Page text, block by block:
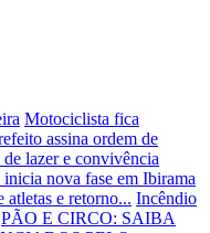
Motociclista fica
assina ordem de
lazer e convivência
nova fase em Ibirama
atletas e retorno... Incêndio
PÃO E CIRCO: SAIBA